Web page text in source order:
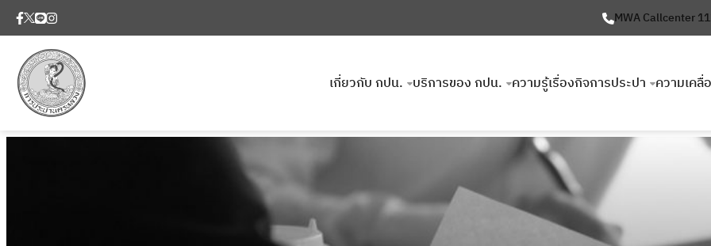
MWA Callcenter
เกี่ยวกับ กปน. บริการของ กปน. ความรู้เรื่องกิจการประปา ความเคลื่